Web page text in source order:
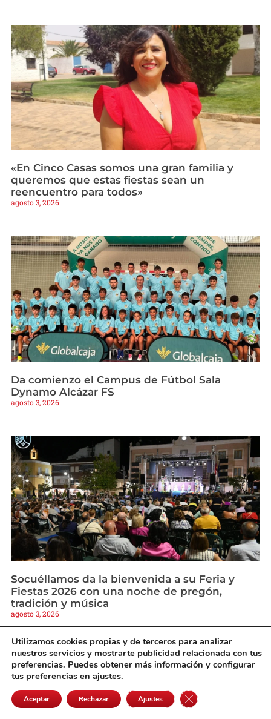
«En Cinco Casas somos una gran familia y
queremos que estas fiestas sean un
reencuentro para todos»
agosto 3, 2026
Da comienzo el Campus de Fútbol Sala
Dynamo Alcázar FS
agosto 3, 2026
Socuéllamos da la bienvenida a su Feria y
Fiestas 2026 con una noche de pregón,
tradición y música
agosto 3, 2026
Utilizamos cookies propias y de terceros para analizar
nuestros servicios y mostrarte publicidad relacionada con tus
preferencias. Puedes obtener más información y configurar
tus preferencias en ajustes.
Aceptar Rechazar Ajustes Cerrar el banner de